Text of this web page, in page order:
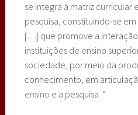
se integra à matriz curricular
pesquisa, constituindo-se
[…] que promove a
instituições de ensino
sociedade, por meio da
conhecimento, em
ensino e a pesquisa. ”